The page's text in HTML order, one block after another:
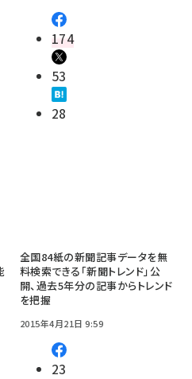
174
53
28
全国84紙の新聞記事データを無
料検索できる「新聞トレンド」公
開、過去5年分の記事からトレンド
を把握
2015年4月21日 9:59
23